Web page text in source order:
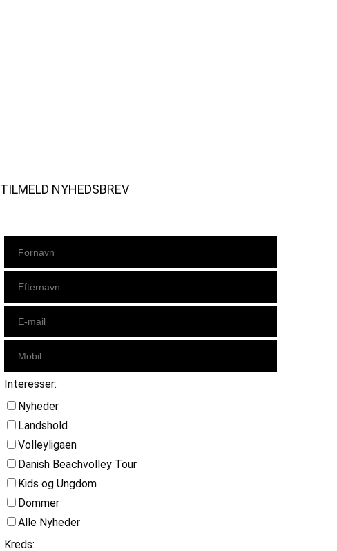
TILMELD NYHEDSBREV
Interesser:
Nyheder
Landshold
Volleyligaen
Danish Beachvolley Tour
Kids og Ungdom
Dommer
Alle Nyheder
Kreds: